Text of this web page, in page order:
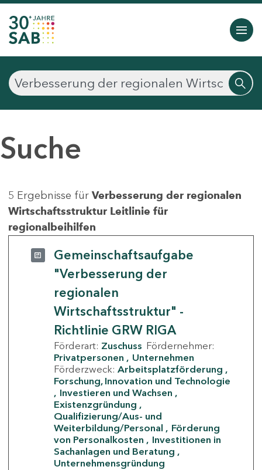
Suche
5 Ergebnisse für Verbesserung der regionalen
Wirtschaftsstruktur Leitlinie für
regionalbeihilfen
Gemeinschaftsaufgabe
"Verbesserung der
regionalen
Wirtschaftsstruktur" -
Richtlinie GRW RIGA
Förderart: Zuschuss Fördernehmer:
Privatpersonen
Unternehmen
Förderzweck: Arbeitsplatzförderung
Forschung, Innovation und Technologie
Investieren und Wachsen
Existenzgründung
Qualifizierung/Aus- und
Weiterbildung/Personal
Förderung
von Personalkosten
Investitionen in
Sachanlagen und Beratung
Unternehmensgründung